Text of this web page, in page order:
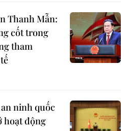
Thanh Mẫn:
cốt trong
tham
ninh quốc
hoạt động